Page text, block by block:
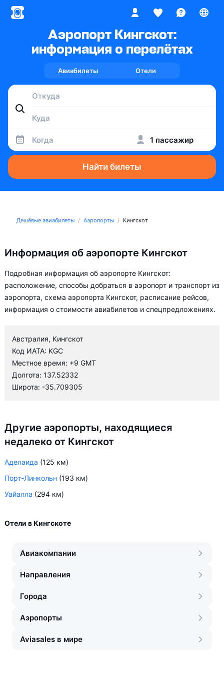
Аэропорт Кингскот:
информация о перелётах
Авиабилеты Отели
Когда 1 пассажир
Найти билеты
Дешёвые авиабилеты Аэропорты Кингскот
Информация об аэропорте Кингскот
Подробная информация об аэропорте Кингскот:
расположение, способы добраться в аэропорт и транспорт из
аэропорта, схема аэропорта Кингскот, расписание рейсов,
информация о стоимости авиабилетов и спецпредложениях.
Австралия, Кингскот
Код ИАТА: KGC
Местное время: +9 GMT
Долгота: 137.52332
Широта: -35.709305
Другие аэропорты, находящиеся
недалеко от Кингскот
Аделаида (125 км)
Порт-Линкольн (193 км)
Уайалла (294 км)
Отели в Кингскоте
Авиакомпании
Направления
Города
Аэропорты
Aviasales в мире